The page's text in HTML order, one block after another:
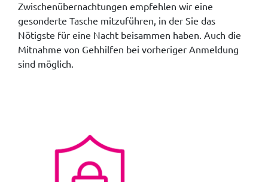
Zwischenübernachtungen empfehlen wir eine
gesonderte Tasche mitzuführen, in der Sie das
Nötigste für eine Nacht beisammen haben. Auch die
Mitnahme von Gehhilfen bei vorheriger Anmeldung
sind möglich.